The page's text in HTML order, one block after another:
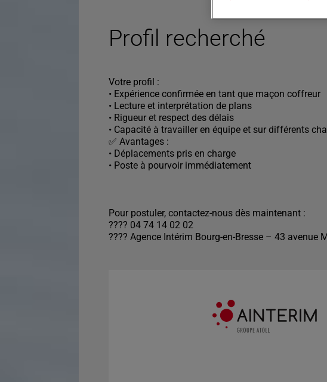
Profil recherché
Votre profil :
• Expérience confirmée en tant que maçon coffreur
• Lecture et interprétation de plans
• Rigueur et respect des délais
• Capacité à travailler en équipe et sur différents
✅ Avantages :
• Déplacements pris en charge
• Poste à pourvoir immédiatement
Pour postuler, contactez-nous dès maintenant :
???? 04 74 14 02 02
???? Agence Intérim Bourg-en-Bresse – 43 avenue